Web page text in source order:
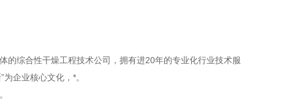
综合性干燥工程技术公司，拥有进20年的专业化行业技术服
企业核心文化，*。